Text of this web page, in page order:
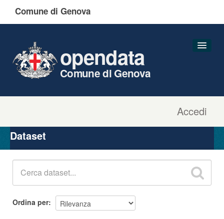
Comune di Genova
Accedi
opendata
Comune di Genova
Organizzazioni
Gruppi
Dataset
Ordina per